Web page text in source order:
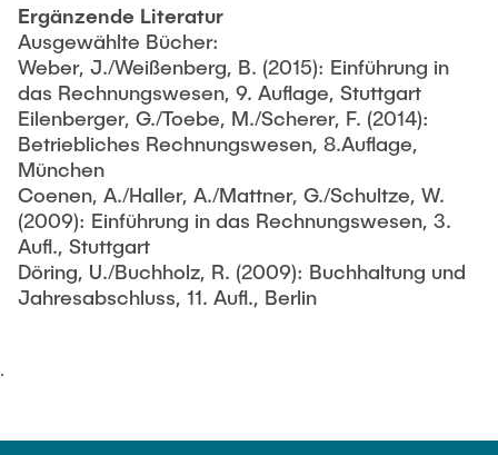
Ergänzende Literatur
Ausgewählte Bücher:
Weber, J./Weißenberg, B. (2015): Einführung in
das Rechnungswesen, 9. Auflage, Stuttgart
Eilenberger, G./Toebe, M./Scherer, F. (2014):
Betriebliches Rechnungswesen, 8.Auflage,
München
Coenen, A./Haller, A./Mattner, G./Schultze, W.
(2009): Einführung in das Rechnungswesen, 3.
Aufl., Stuttgart
Döring, U./Buchholz, R. (2009): Buchhaltung und
Jahresabschluss, 11. Aufl., Berlin